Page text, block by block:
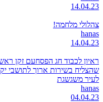
14.04.23
צהלולי מלחמה!
hanas
14.04.23
ראיון לכבוד חג הפסחעם זקן
שהצליח בשירות ארוך לתושבי
לעיר משגשגת
hanas
04.04.23